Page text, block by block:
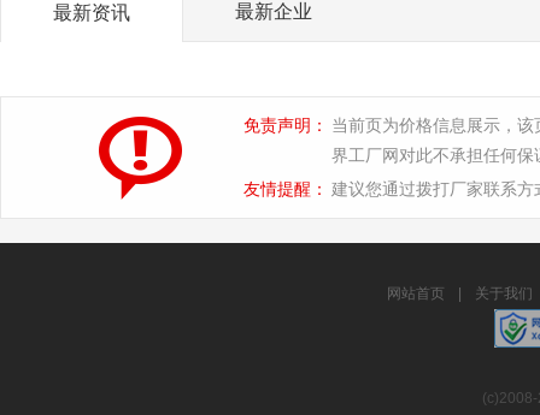
最新资讯 最新企业
免责声明：
当前页为价格信息展示，
界工厂网对此不承担任何保
友情提醒： 建议您通过拨打厂家联系
网站首页 关于我们